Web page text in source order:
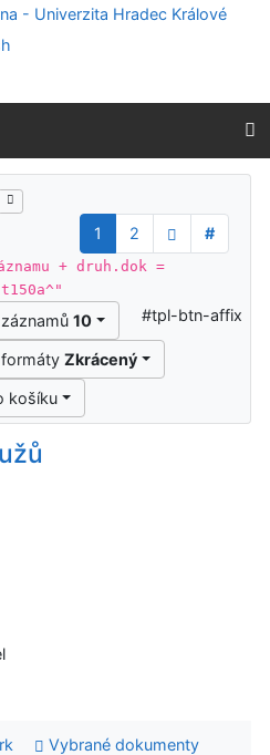
1
2
#
+ druh.dok =
10
Zkrácený
košíku
#tpl-btn-affix
Vybrané dokumenty